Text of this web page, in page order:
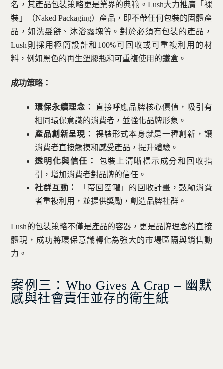
名，其產品包裝策略更是業界的典範。Lush大力推廣「裸
裝」（Naked Packaging）產品，即不帶任何包裝的固體產
品，如洗髮餅、沐浴露塊等。對於必須有包裝的產品，
Lush則採用極簡設計和100%可回收或可重複利用的材
料，例如黑色的再生塑膠瓶和可重複使用的鐵盒。
成功策略：
環保永續理念：
直接呼應品牌核心價值，吸引有
相同環保意識的消費者，並強化品牌形象。
產品創新呈現：
裸裝形式本身就是一種創新，讓
消費者直接觸摸和感受產品，提升體驗。
透明化與信任：
包裝上清晰標示成分和回收指
引，增加消費者對品牌的信任。
社群互動：
「帶回空罐」的回收計畫，鼓勵消費
者重複利用，並提供獎勵，創造品牌社群。
Lush的包裝策略不僅是產品的容器，更是品牌理念的直接
體現，成功將環保意識轉化為強大的市場區隔與銷售動
力。
案例三：Who Gives A Crap – 幽默
感與社會責任並存的衛生紙